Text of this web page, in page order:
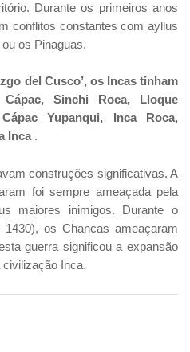
Durante os primeiros anos
conflitos constantes com ayllus
os Pinaguas.
del Cusco’, os Incas tinham
Sinchi Roca, Lloque
Yupanqui, Inca Roca,
Inca.
construções significativas. A
foi sempre ameaçada pela
maiores inimigos. Durante o
os Chancas ameaçaram
guerra significou a expansão
Inca.